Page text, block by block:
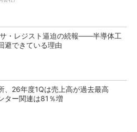
・レジスト逼迫の続報――半導体工
避できている理由
、26年度1Qは売上高が過去最高
ター関連は81％増